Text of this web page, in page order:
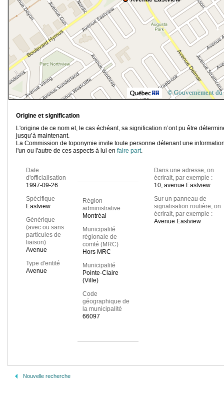
© Gouvernement du
Origine et signification
L'origine de ce nom et, le cas échéant, sa signification n’ont pu être
jusqu’à maintenant.
La Commission de toponymie invite toute personne détenant une
l'un ou l'autre de ces aspects à lui en faire part.
Date
d'officialisation
1997-09-26
Spécifique
Eastview
Générique
(avec ou sans
particules de
liaison)
Avenue
Type d'entité
Avenue
Région
administrative
Montréal
Municipalité
régionale de
comté (MRC)
Hors MRC
Municipalité
Pointe-Claire
(Ville)
Code
géographique de
la municipalité
66097
Dans une adresse, on
écrirait, par exemple :
10, avenue Eastview
Sur un panneau de
signalisation routière, on
écrirait, par exemple :
Avenue Eastview
Nouvelle recherche